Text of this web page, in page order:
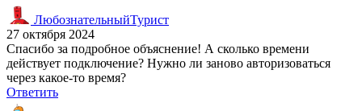
ЛюбознательныйТурист
27 октября 2024
Спасибо за подробное объяснение! А сколько времени
действует подключение? Нужно ли заново авторизоваться
через какое-то время?
Ответить